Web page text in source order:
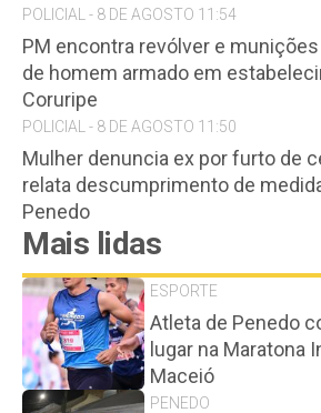
POLICIAL - 8 DE AGOSTO 11:54
PM encontra revólver e
de homem armado em
Coruripe
POLICIAL - 8 DE AGOSTO 11:50
Mulher denuncia ex por furto de
relata descumprimento de
Penedo
Mais lidas
ESPORTE
Atleta de Penedo
lugar na Maratona
Maceió
PENEDO